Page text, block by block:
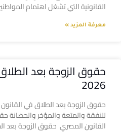
القانونية التي تشغل اهتمام
معرفة المزيد »
حقوق الزوجة بعد
2026
للنفقة والمتعة والمؤخر والحضانة
القانون المصري حقوق الزوجة بعد